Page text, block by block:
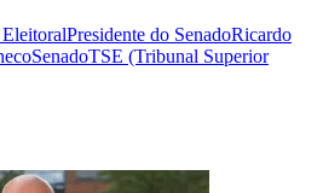
Presidente do SenadoRicardo
SenadoTSE (Tribunal Superior